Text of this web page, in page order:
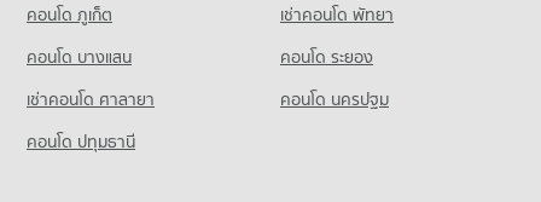
คอนโดให้เช่า สุขุมวิท 33/1
มีคอนโดให้เช่า 8 ประกาศ
ขายคอนโด สุขุมวิท 33/1
มีคอนโดขาย 0 ประกาศ
คอนโด สุขุมวิท 37
คอนโด ภูเก็ต
เช่าคอนโด พัทยา
คอนโด บางแสน
คอนโด ระยอง
เช่าคอนโด ศาลายา
คอนโด นครปฐม
คอนโด ปทุมธานี